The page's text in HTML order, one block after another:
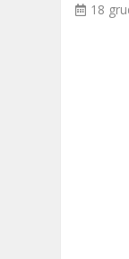
18